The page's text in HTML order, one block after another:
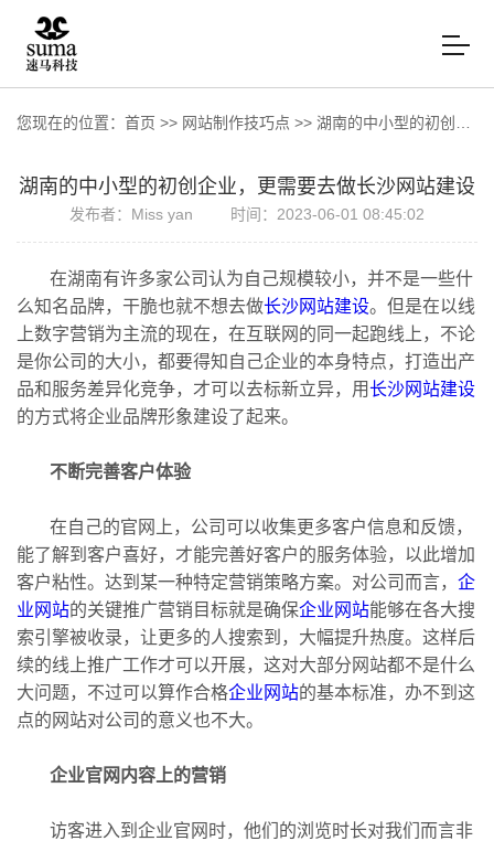
您现在的位置： 首页 >> 网站制作技巧点 >> 湖南的中小型的初创企业，更需要去做长沙网站建设
湖南的中小型的初创企业，更需要去做长沙网站建设
发布者：Miss yan 时间：2023-06-01 08:45:02
在湖南有许多家公司认为自己规模较小，并不是一些什
么知名品牌，干脆也就不想去做长沙网站建设。但是在以线
上数字营销为主流的现在，在互联网的同一起跑线上，不论
是你公司的大小，都要得知自己企业的本身特点，打造出产
品和服务差异化竞争，才可以去标新立异，用长沙网站建设
的方式将企业品牌形象建设了起来。
不断完善客户体验
在自己的官网上，公司可以收集更多客户信息和反馈，
能了解到客户喜好，才能完善好客户的服务体验，以此增加
客户粘性。达到某一种特定营销策略方案。对公司而言， 企
业网站的关键推广营销目标就是确保企业网站能够在各大搜
索引擎被收录，让更多的人搜索到，大幅提升热度。这样后
续的线上推广工作才可以开展，这对大部分网站都不是什么
大问题，不过可以算作合格企业网站的基本标准，办不到这
点的网站对公司的意义也不大。
企业官网内容上的营销
访客进入到企业官网时，他们的浏览时长对我们而言非